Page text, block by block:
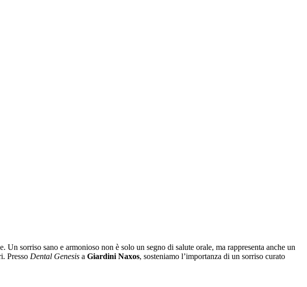
Un sorriso sano e armonioso non è solo un segno di salute orale, ma rappresenta anche un
Presso Dental Genesis a Giardini Naxos, sosteniamo l’importanza di un sorriso curato